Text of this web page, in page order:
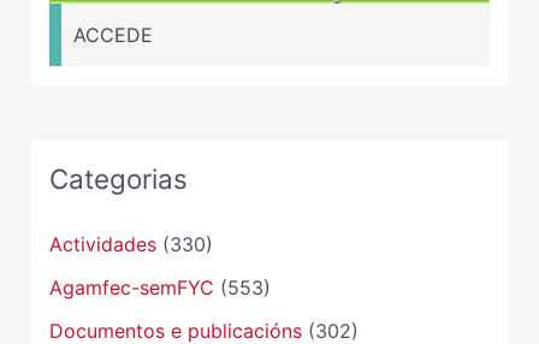
ACCEDE
Categorias
Actividades(330)
Agamfec-semFYC (553)
Documentos e publicacións(302)